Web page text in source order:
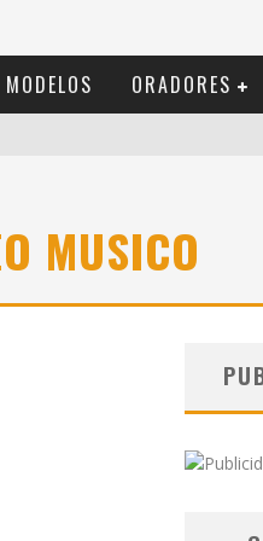
MODELOS ORADORES
MUSICO